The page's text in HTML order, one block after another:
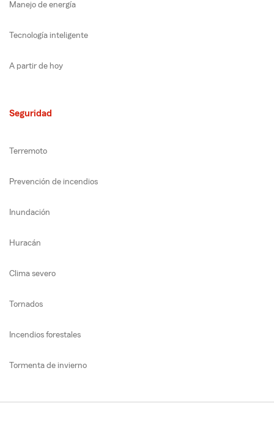
Manejo de energía
Tecnología inteligente
A partir de hoy
Seguridad
Terremoto
Prevención de incendios
Inundación
Huracán
Clima severo
Tornados
Incendios forestales
Tormenta de invierno